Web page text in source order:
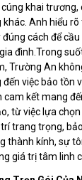
khai
khác. Anh hiểu
cách để
đình.Trong
Trường An
việc bảo tồn
cam kết mang
từ việc lựa
trang trọng,
thành kính, sự
giá trị tâm linh